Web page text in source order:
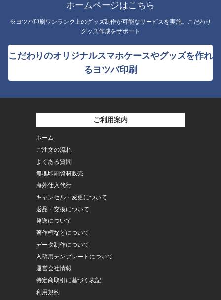
ホームページはこちら
※ヨツバ印刷ワンランク上のグッズ制作が可能なサービスを実施。こだわり
グッズ作成をサポート
こだわりのオリジナルスマホケースやグッズを作れ
るヨツバ印刷
ご利用案内
ホーム
ご注文の流れ
よくある質問
無地印刷資材販売
海外仕入代行
キャンセル・変更について
返品・交換について
発送について
著作権などについて
データ制作について
入稿用テンプレートについて
運営会社情報
特定商取引に基づく表記
利用規約